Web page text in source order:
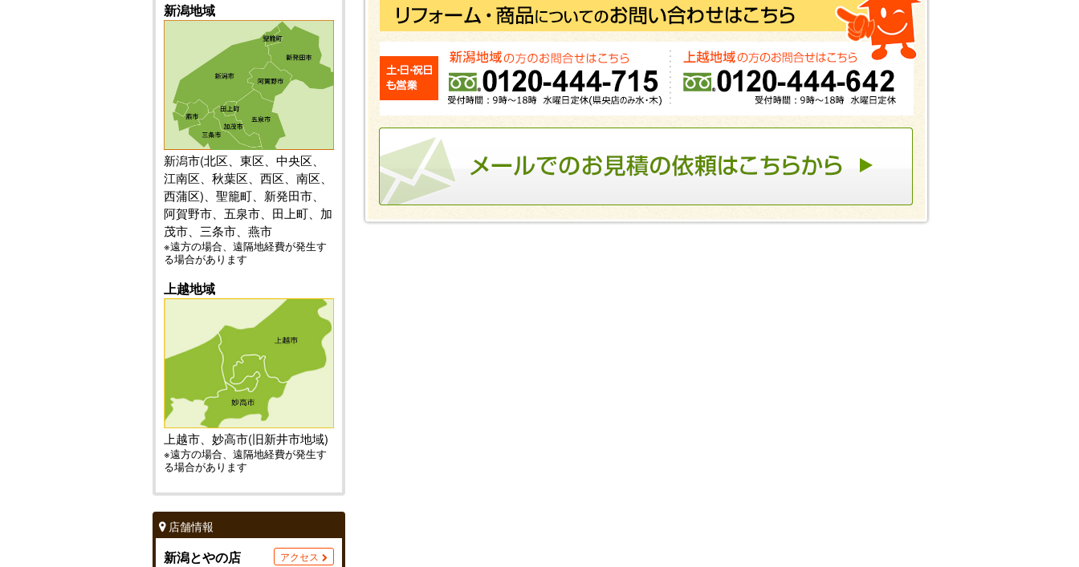
新潟地域
新潟市(北区、東区、中央区、
江南区、秋葉区、西区、南区、
西蒲区)、聖籠町、新発田市、
阿賀野市、五泉市、田上町、加
茂市、三条市、燕市
※遠方の場合、遠隔地経費が発生す
る場合があります
上越地域
上越市、妙高市(旧新井市地域)
※遠方の場合、遠隔地経費が発生す
る場合があります
店舗情報
新潟とやの店 アクセス